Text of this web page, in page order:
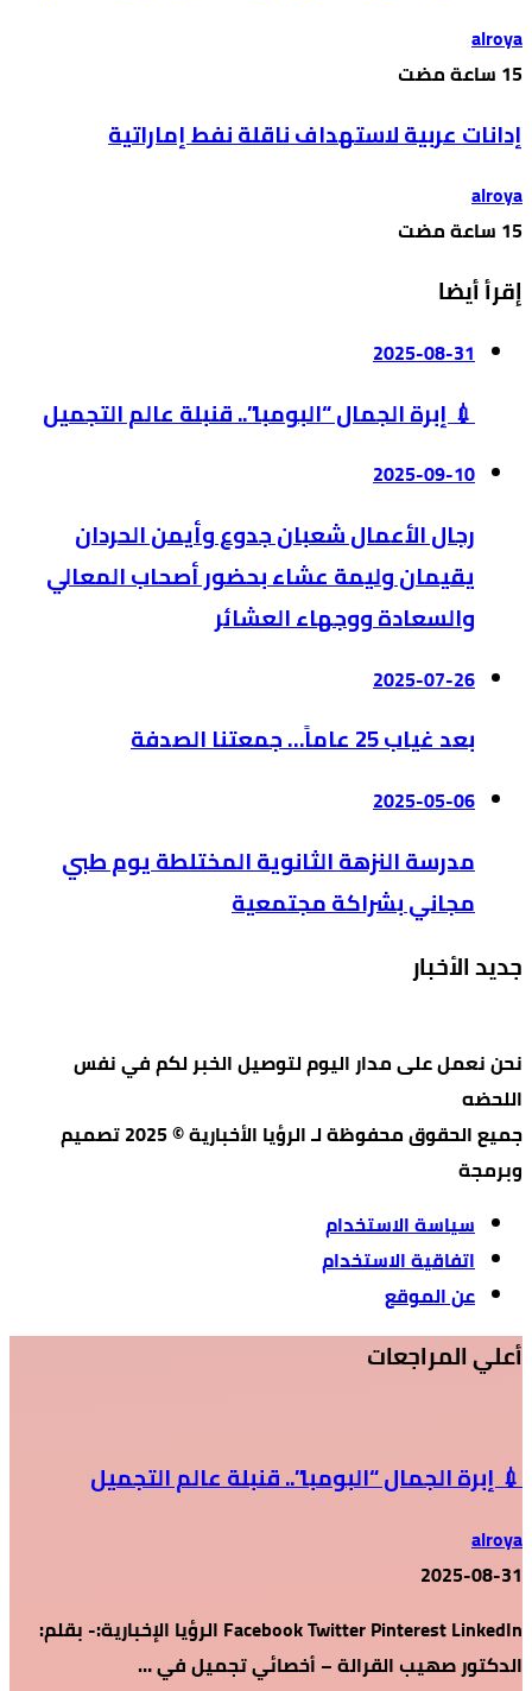
alroya
إدانات عربية لاستهداف ناقلة نفط إماراتية
alroya
إقرأ أيضا
2025-08-31
💉 إبرة الجمال “البومبا”.. قنبلة عالم التجميل
2025-09-10
رجال الأعمال شعبان جدوع وأيمن الحردان
يقيمان وليمة عشاء بحضور أصحاب المعالي
والسعادة ووجهاء العشائر
2025-07-26
بعد غياب 25 عاماً… جمعتنا الصدفة
2025-05-06
مدرسة النزهة الثانوية المختلطة يوم طبي
مجاني بشراكة مجتمعية
جديد الأخبار
نحن نعمل على مدار اليوم لتوصيل الخبر لكم في نفس
اللحضه
جميع الحقوق محفوظة لـ الرؤيا الأخبارية © 2025 تصميم
وبرمجة
سياسة الاستخدام
اتفاقية الاستخدام
عن الموقع
أعلي المراجعات
💉 إبرة الجمال “البومبا”.. قنبلة عالم التجميل
alroya
2025-08-31
Facebook Twitter Pinterest LinkedIn الرؤيا الإخبارية:- بقلم:
الدكتور صهيب القرالة – أخصائي تجميل في …